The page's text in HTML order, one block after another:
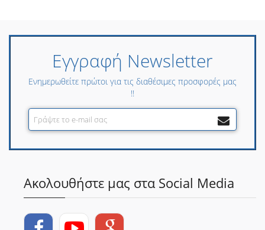
Εγγραφή Newsletter
Ενημερωθείτε πρώτοι για τις διαθέσιμες προσφορές μας
!!
Ακολουθήστε μας στα Social Media